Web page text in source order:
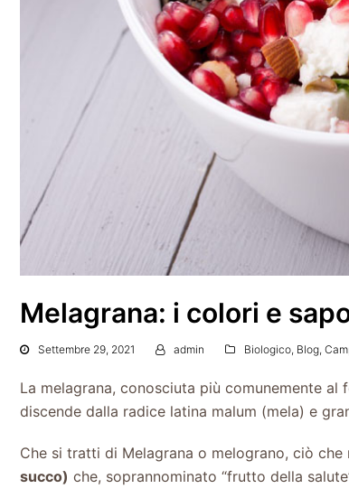
Melagrana: i colori e
Settembre 29, 2021 admin Biologico, Blog,
La melagrana, conosciuta più comunemente
discende dalla radice latina malum (mela) e
Che si tratti di Melagrana o melograno, ciò che
succo) che, soprannominato “frutto della